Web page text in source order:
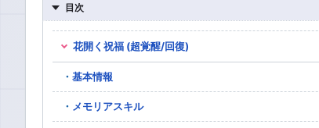
目次
花開く祝福 (超覚醒/回復)
基本情報
メモリアスキル